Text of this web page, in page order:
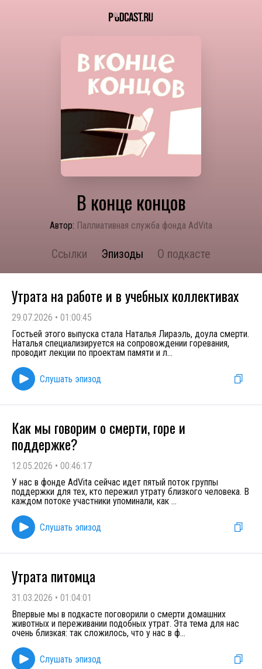
В конце концов
Автор: Паллиативная служба фонда AdVita
Ссылки Эпизоды О подкасте
Утрата на работе и в учебных коллективах
29.07.2026 • 01:00:45
Гостьей этого выпуска стала Наталья Лираэль, доула смерти.
Наталья специализируется на сопровождении горевания,
проводит лекции по проектам памяти и л...
Слушать эпизод
Как мы говорим о смерти, горе и
поддержке?
12.05.2026 • 00:46:17
У нас в фонде AdVita сейчас идет пятый поток группы
поддержки для тех, кто пережил утрату близкого человека. В
каждом потоке участники упоминали, как ...
Слушать эпизод
Утрата питомца
31.03.2026 • 01:04:01
Впервые мы в подкасте поговорили о смерти домашних
животных и переживании подобных утрат. Эта тема для нас
очень близкая: так сложилось, что у нас в ф...
Слушать эпизод